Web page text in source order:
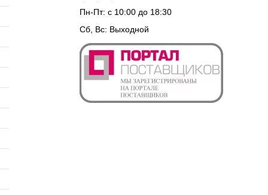
Пн-Пт: с 10:00 до 18:30
Сб, Вс: Выходной